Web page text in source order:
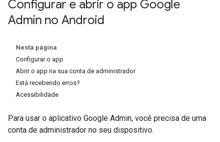
Configurar e abrir o app Google
Admin no Android
Nesta página
Configurar o app
Abrir o app na sua conta de administrador
Está recebendo erros?
Acessibilidade
Para usar o aplicativo Google Admin, você precisa de uma
conta de administrador no seu dispositivo.